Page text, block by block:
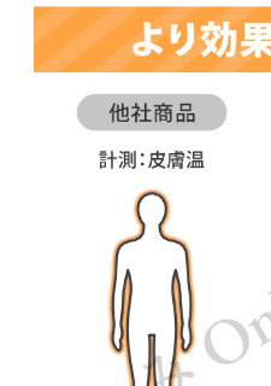
び使用してください。
●落としたり、強い衝
となります。
●使用中に異常や違和
を中止してください。